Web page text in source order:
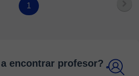
1
encontrar profesor?